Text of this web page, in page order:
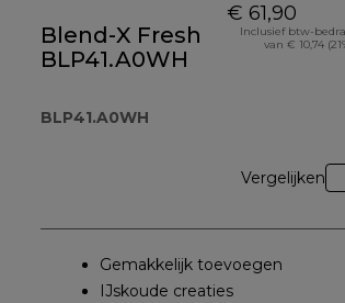
Blend-X Fresh
BLP41.A0WH
BLP41.A0WH
€ 61,90
Inclusief btw-
van € 10,74
Vergelijken
Gemakkelijk toevoegen
IJskoude creaties